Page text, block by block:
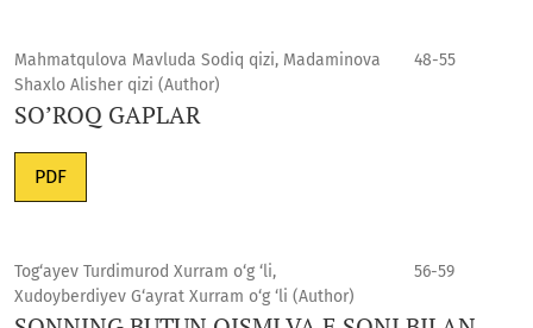
Mahmatqulova Mavluda Sodiq qizi, Madaminova
Shaxlo Alisher qizi (Author)
48-55
SO’ROQ GAPLAR
PDF
Tog‘ayev Turdimurod Xurram o‘g ‘li,
Xudoyberdiyev G‘ayrat Xurram o‘g ‘li (Author)
56-59